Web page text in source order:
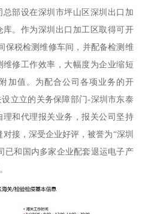
部设在深圳市坪山区深圳出口加
。作为深圳出口加工区取得可开
保税检测维修车间，并配备检测维
修工作效率，大幅度为企业缩短
加值。为配合公司各项业务的开
立立的关务保障部门-深圳市东泰
和代理报关业务，报关公司坚持
接，深受企业好评，被誉为“深圳
已和国内多家企业配套退运电子产